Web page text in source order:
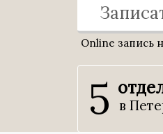
Online запись
5 в